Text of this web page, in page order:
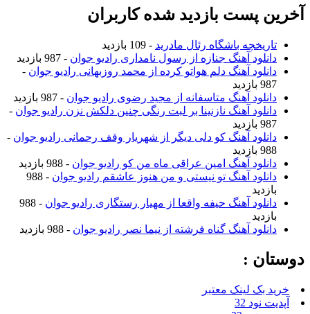
آخرین پست بازدید شده کاربران
تاریخچه باشگاه رئال مادرید - 109 بازدید
دانلود آهنگ جنازه از رسول نامداری رادیو جوان - 987 بازدید
دانلود آهنگ دلم هواتو کرده از محمد روزبهانی رادیو جوان -
987 بازدید
دانلود آهنگ متاسفانه از مجید رضوی رادیو جوان - 987 بازدید
دانلود آهنگ نازنینا بر لبت رنگی چنین دلکش نزن رادیو جوان -
987 بازدید
دانلود آهنگ کو دلی دیگر از شهریار وقف رحمانی رادیو جوان -
988 بازدید
دانلود آهنگ امین عراقی ماه من کو رادیو جوان - 988 بازدید
دانلود آهنگ تو نیستی و من هنوز عاشقم رادیو جوان
- 988
بازدید
دانلود آهنگ حیفه واقعا از مهیار رستگاری رادیو جوان
- 988
بازدید
دانلود آهنگ گناه فرشته از نیما نصر رادیو جوان - 988 بازدید
دوستان :
خرید بک لینک معتبر
آپدیت نود 32